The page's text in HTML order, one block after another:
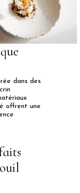
dans des
offrent une